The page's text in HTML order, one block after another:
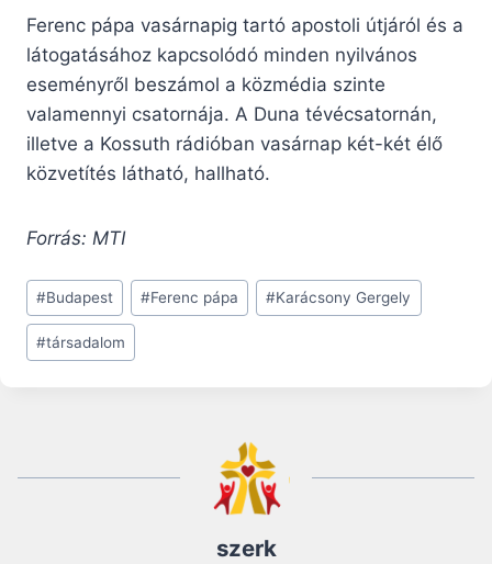
Ferenc pápa vasárnapig tartó apostoli útjáról és a
látogatásához kapcsolódó minden nyilvános
eseményről beszámol a közmédia szinte
valamennyi csatornája. A Duna tévécsatornán,
illetve a Kossuth rádióban vasárnap két-két élő
közvetítés látható, hallható.
Forrás: MTI
Post
Tags:
#Budapest #Ferenc pápa #Karácsony Gergely
#társadalom
szerk